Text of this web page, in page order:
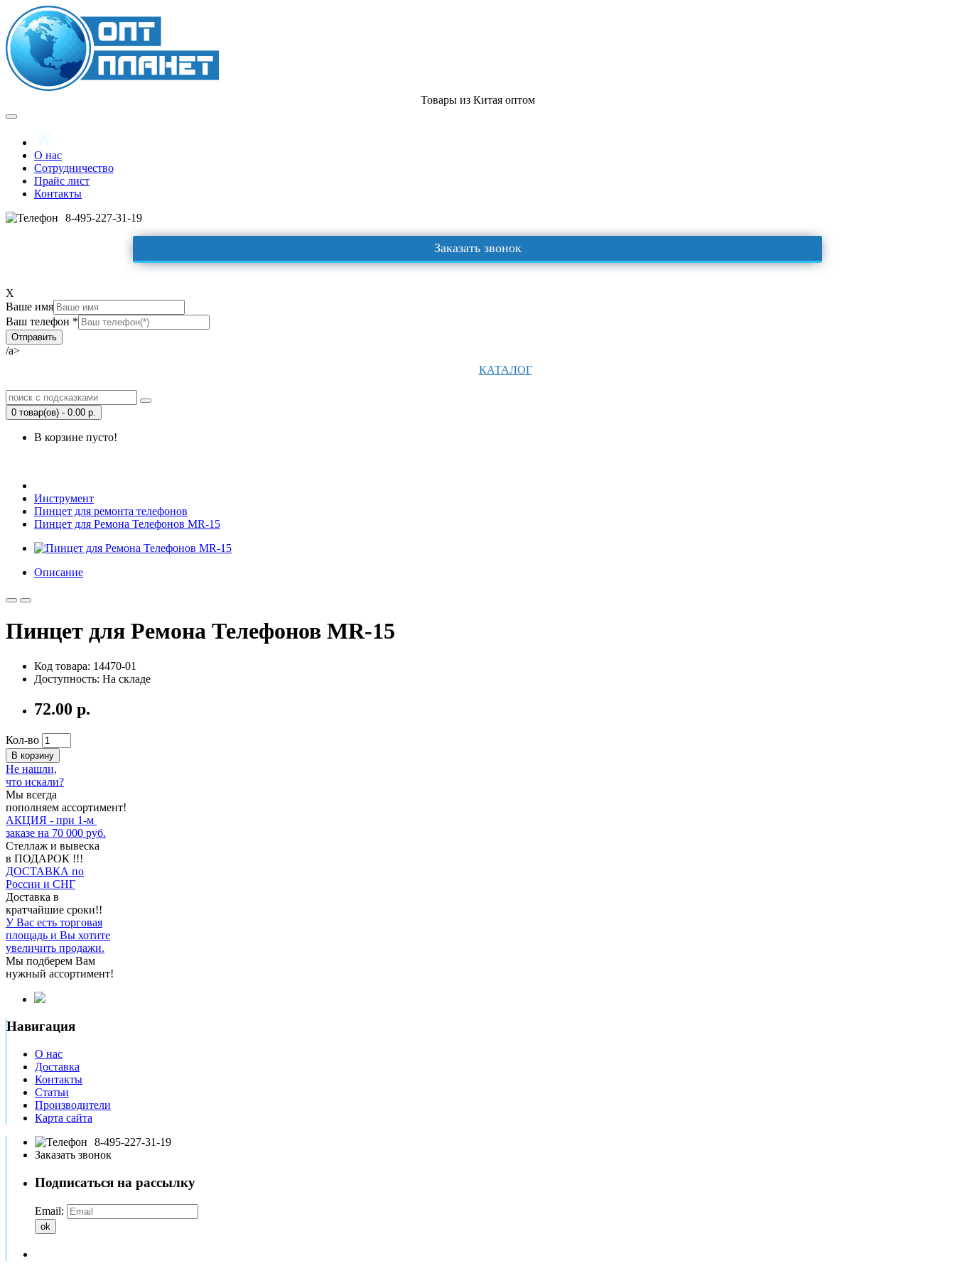
Товары из Китая оптом
О нас
Сотрудничество
Прайс лист
Контакты
8-495-227-31-19
Заказать звонок
X
Ваше имя
Ваш телефон *
/a>
КАТАЛОГ
0 товар(ов) - 0.00 р.
В корзине пусто!
Инструмент
Пинцет для ремонта телефонов
Пинцет для Ремона Телефонов MR-15
Описание
Пинцет для Ремона Телефонов MR-15
Код товара: 14470-01
Доступность: На складе
72.00 р.
Кол-во
В корзину
Не нашли,
что искали?
Мы всегда
пополняем ассортимент!
АКЦИЯ - при 1-м
заказе на 70 000 руб.
Стеллаж и вывеска
в ПОДАРОК !!!
ДОСТАВКА по
России и СНГ
Доставка в
кратчайшие сроки!!
У Вас есть торговая
площадь и Вы хотите
увеличить продажи.
Мы подберем Вам
нужный ассортимент!
Навигация
О нас
Доставка
Контакты
Статьи
Производители
Карта сайта
8-495-227-31-19
Заказать звонок
Подписаться на рассылку
Email:
ok